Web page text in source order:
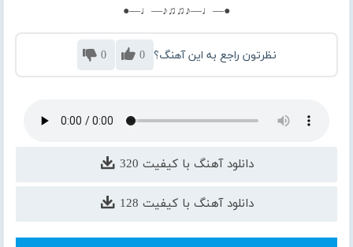
●—♩—♪♫♫♪—♩—●
نظرتون راجع به این آهنگ؟ 0
0
دانلود آهنگ با کیفیت 320
دانلود آهنگ با کیفیت 128